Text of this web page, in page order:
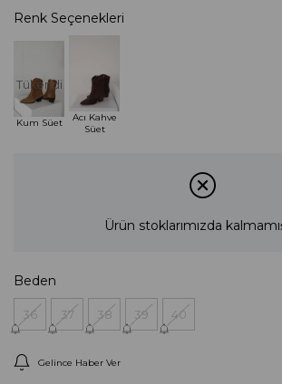
Renk Seçenekleri
Tükendi
Kum Süet
Acı Kahve
Süet
Ürün stoklarımızda
Beden
36 37 38 39 40
Gelince Haber Ver